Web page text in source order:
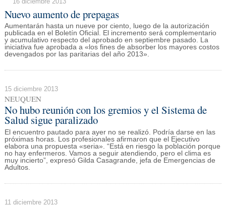
Nuevo aumento de prepagas
Aumentarán hasta un nueve por ciento, luego de la autorización
publicada en el Boletín Oficial. El incremento será complementario
y acumulativo respecto del aprobado en septiembre pasado. La
iniciativa fue aprobada a «los fines de absorber los mayores costos
devengados por las paritarias del año 2013».
15 diciembre 2013
NEUQUEN
No hubo reunión con los gremios y el Sistema de
Salud sigue paralizado
El encuentro pautado para ayer no se realizó. Podría darse en las
próximas horas. Los profesionales afirmaron que el Ejecutivo
elabora una propuesta «seria». “Está en riesgo la población porque
no hay enfermeros. Vamos a seguir atendiendo, pero el clima es
muy incierto”, expresó Gilda Casagrande, jefa de Emergencias de
Adultos.
11 diciembre 2013